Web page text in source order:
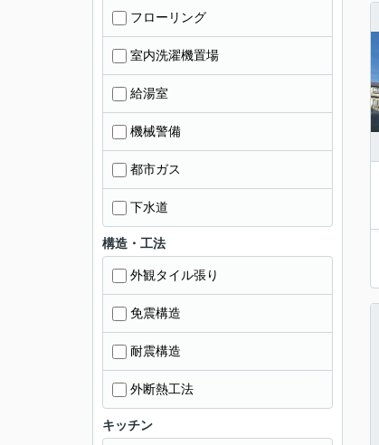
フローリング
室内洗濯機置場
給湯室
機械警備
都市ガス
下水道
構造・工法
外観タイル張り
免震構造
耐震構造
外断熱工法
キッチン